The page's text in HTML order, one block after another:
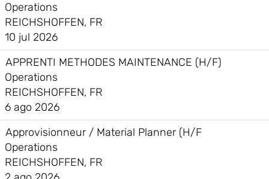
Operations
REICHSHOFFEN, FR
10 jul 2026
APPRENTI METHODES MAINTENANCE (H/F)
Operations
REICHSHOFFEN, FR
6 ago 2026
Approvisionneur / Material Planner (H/F
Operations
REICHSHOFFEN, FR